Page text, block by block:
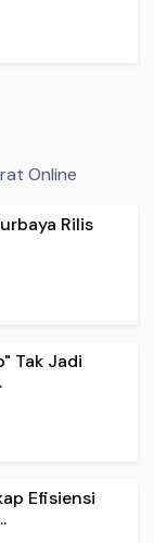
Online
Rilis
Tak Jadi
Efisiensi